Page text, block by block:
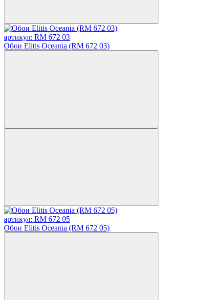
артикул: RM 672 03
Обои Elitis Oceania (RM 672 03)
артикул: RM 672 05
Обои Elitis Oceania (RM 672 05)